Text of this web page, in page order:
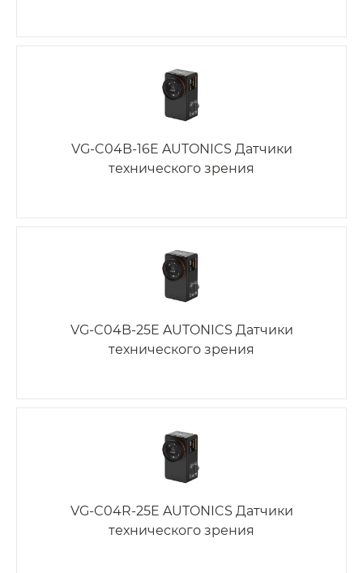
VG-C04B-16E AUTONICS Датчики
технического зрения
VG-C04B-25E AUTONICS Датчики
технического зрения
VG-C04R-25E AUTONICS Датчики
технического зрения